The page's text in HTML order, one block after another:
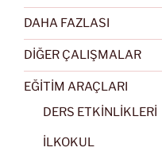
DAHA FAZLASI
DİĞER ÇALIŞMALAR
EĞİTİM ARAÇLARI
DERS ETKİNLİKLERİ
İLKOKUL